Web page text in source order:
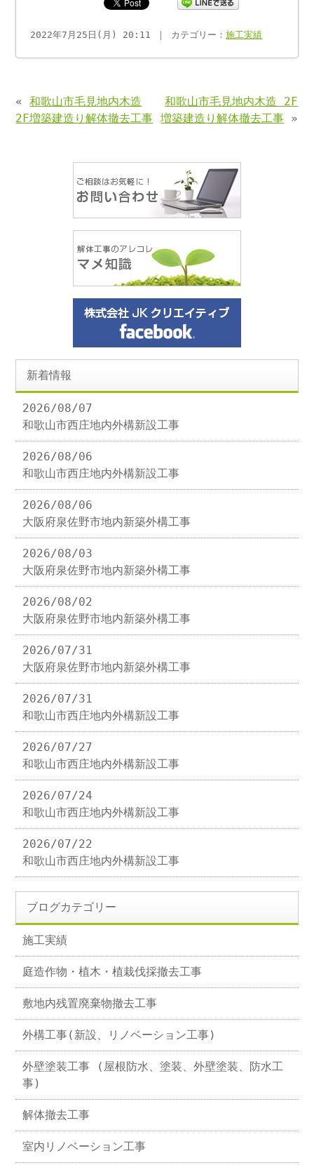
2022年7月25日(月) 20:11 ｜ カテゴリー：施工実績
«和歌山市毛見地内木造
2F増築建造り解体撤去工事
和歌山市毛見地内木造 2F
増築建造り解体撤去工事 »
新着情報
2026/08/07
和歌山市西庄地内外構新設工事
2026/08/06
和歌山市西庄地内外構新設工事
2026/08/06
大阪府泉佐野市地内新築外構工事
2026/08/03
大阪府泉佐野市地内新築外構工事
2026/08/02
大阪府泉佐野市地内新築外構工事
2026/07/31
大阪府泉佐野市地内新築外構工事
2026/07/31
和歌山市西庄地内外構新設工事
2026/07/27
和歌山市西庄地内外構新設工事
2026/07/24
和歌山市西庄地内外構新設工事
2026/07/22
和歌山市西庄地内外構新設工事
ブログカテゴリー
施工実績
庭造作物・植木・植栽伐採撤去工事
敷地内残置廃棄物撤去工事
外構工事(新設、リノベーション工事)
外壁塗装工事 (屋根防水、塗装、外壁塗装、防水工
事)
解体撤去工事
室内リノベーション工事